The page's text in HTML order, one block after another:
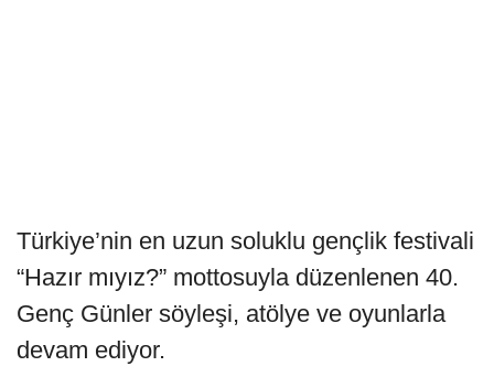
Türkiye’nin en uzun soluklu gençlik festivali
“Hazır mıyız?” mottosuyla düzenlenen 40.
Genç Günler söyleşi, atölye ve oyunlarla
devam ediyor.